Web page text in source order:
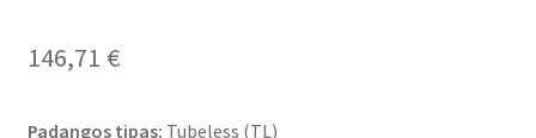
146,71 €
Padangos tipas: Tubeless (TL)